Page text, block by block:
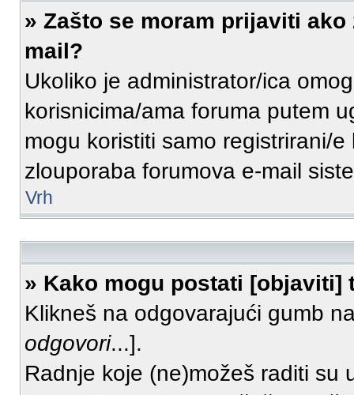
» Zašto se moram prijaviti
mail?
Ukoliko je administrator/ica
korisnicima/ama foruma putem
mogu koristiti samo registrirani/
zlouporaba forumova e-mail
Vrh
» Kako mogu postati [objaviti]
Klikneš na odgovarajući gumb
odgovori...].
Radnje koje (ne)možeš raditi su